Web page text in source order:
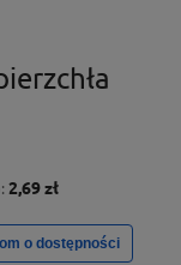
2,69 zł
o dostępności